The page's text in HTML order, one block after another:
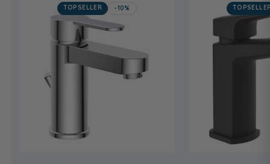
TOPSELLER -10%